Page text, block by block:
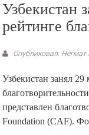
Узбекистан
рейтинге
Опубликовал: Негмат
Узбекистан занял
представлен
Foundation (CAF).